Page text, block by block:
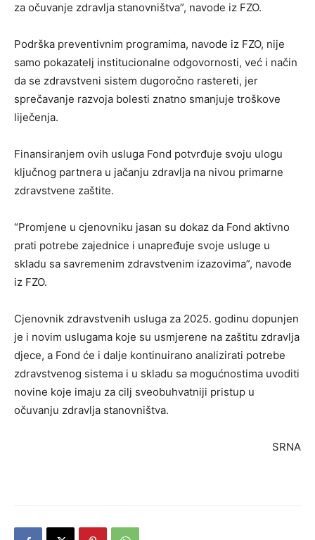
za očuvanje zdravlja stanovništva”, navode iz FZO.
Podrška preventivnim programima, navode iz FZO, nije
samo pokazatelj institucionalne odgovornosti, već i način
da se zdravstveni sistem dugoročno rastereti, jer
sprečavanje razvoja bolesti znatno smanjuje troškove
liječenja.
Finansiranjem ovih usluga Fond potvrđuje svoju ulogu
ključnog partnera u jačanju zdravlja na nivou primarne
zdravstvene zaštite.
“Promjene u cjenovniku jasan su dokaz da Fond aktivno
prati potrebe zajednice i unapređuje svoje usluge u
skladu sa savremenim zdravstvenim izazovima”, navode
iz FZO.
Cjenovnik zdravstvenih usluga za 2025. godinu dopunjen
je i novim uslugama koje su usmjerene na zaštitu zdravlja
djece, a Fond će i dalje kontinuirano analizirati potrebe
zdravstvenog sistema i u skladu sa mogućnostima uvoditi
novine koje imaju za cilj sveobuhvatniji pristup u
očuvanju zdravlja stanovništva.
SRNA